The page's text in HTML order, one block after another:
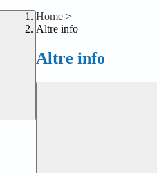
Home >
Altre info
Altre info